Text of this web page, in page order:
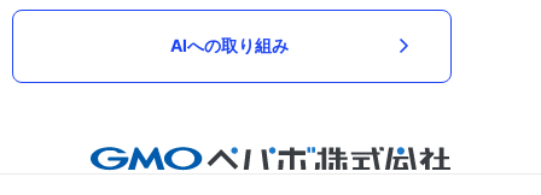
AIへの取り組み